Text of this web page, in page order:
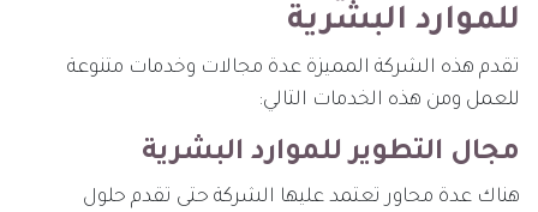
للموارد البشرية
تقدم هذه الشركة المميزة عدة مجالات وخدمات متنوعة
للعمل ومن هذه الخدمات التالي:
مجال التطوير للموارد البشرية
هناك عدة محاور تعتمد عليها الشركة حتى تقدم حلول